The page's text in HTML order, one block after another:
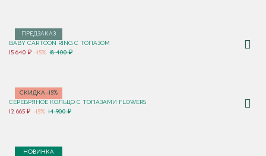
ПРЕДЗАКАЗ
BABY CARTOON RING С ТОПАЗОМ
15 640 ₽ -15% 18 400 ₽
СКИДКА -15%
СЕРЕБРЯНОЕ КОЛЬЦО С ТОПАЗАМИ FLOWERS
12 665 ₽ -15% 14 900 ₽
НОВИНКА